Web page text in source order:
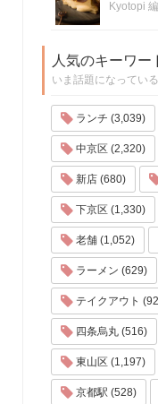
Kyotopi
人気のキーワー
いま話題になってい
ランチ (3,039)
中京区 (2,320)
新店 (680)
下京区 (1,330)
老舗 (1,052)
ラーメン (629)
テイクアウト
四条烏丸 (516)
東山区 (1,197)
京都駅 (528)